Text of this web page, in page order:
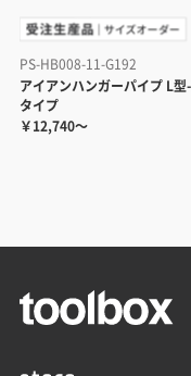
PS-HB008-11-G192
アイアンハンガーパイプ L型
タイプ
￥12,740～